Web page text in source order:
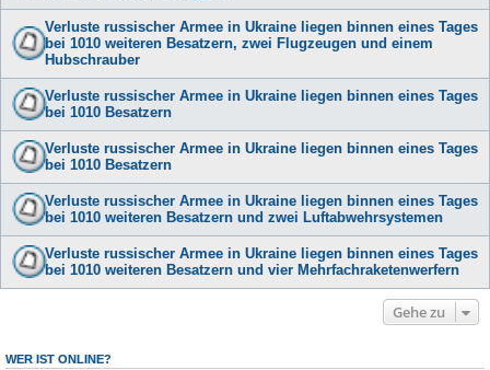
Verluste russischer Armee in Ukraine liegen binnen eines Tages
bei 1010 weiteren Besatzern, zwei Flugzeugen und einem
Hubschrauber
Verluste russischer Armee in Ukraine liegen binnen eines Tages
bei 1010 Besatzern
Verluste russischer Armee in Ukraine liegen binnen eines Tages
bei 1010 Besatzern
Verluste russischer Armee in Ukraine liegen binnen eines Tages
bei 1010 weiteren Besatzern und zwei Luftabwehrsystemen
Verluste russischer Armee in Ukraine liegen binnen eines Tages
bei 1010 weiteren Besatzern und vier Mehrfachraketenwerfern
Gehe zu
WER IST ONLINE?